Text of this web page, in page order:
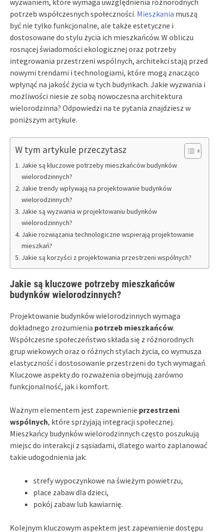
potrzeb współczesnych społeczności. Mieszkania muszą
być nie tylko funkcjonalne, ale także estetyczne i
dostosowane do stylu życia ich mieszkańców. W obliczu
rosnącej świadomości ekologicznej oraz potrzeby
integrowania przestrzeni wspólnych, architekci stają przed
nowymi trendami i technologiami, które mogą znacząco
wpłynąć na jakość życia w tych budynkach. Jakie wyzwania i
możliwości niesie ze sobą nowoczesna architektura
wielorodzinna? Odpowiedzi na te pytania znajdziesz w
poniższym artykule.
W tym artykule przeczytasz
Jakie są kluczowe potrzeby mieszkańców budynków
wielorodzinnych?
Jakie trendy wpływają na projektowanie budynków
wielorodzinnych?
Jakie są wyzwania w projektowaniu budynków
wielorodzinnych?
Jakie rozwiązania technologiczne wspierają projektowanie
mieszkań?
Jakie są korzyści z projektowania przestrzeni wspólnych?
Jakie są kluczowe potrzeby mieszkańców
budynków wielorodzinnych?
Projektowanie budynków wielorodzinnych wymaga
dokładnego zrozumienia potrzeb mieszkańców.
Współczesne społeczeństwo składa się z różnorodnych
grup wiekowych oraz o różnych stylach życia, co wymusza
elastyczność i dostosowanie przestrzeni do tych wymagań.
Kluczowe aspekty do rozważenia obejmują zarówno
funkcjonalność, jak i komfort.
Ważnym elementem jest zapewnienie przestrzeni
wspólnych, które sprzyjają integracji społecznej.
Mieszkańcy budynków wielorodzinnych często poszukują
miejsc do interakcji z sąsiadami, dlatego warto zaplanować
takie udogodnienia jak:
strefy wypoczynkowe na świeżym powietrzu,
place zabaw dla dzieci,
pokój zabaw lub kawiarnię.
Kolejnym kluczowym aspektem jest zapewnienie dostępu